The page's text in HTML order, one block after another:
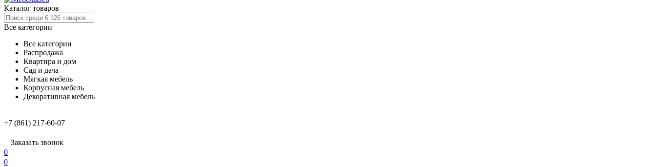
Каталог товаров
Все категории
Все категории
Распродажа
Квартира и дом
Сад и дача
Мягкая мебель
Корпусная мебель
Декоративная мебель
+7 (861) 217-60-07
Заказать звонок
0
0